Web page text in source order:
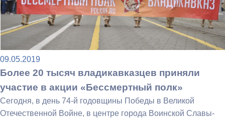
09.05.2019
Более 20 тысяч владикавказцев приняли
участие в акции «Бессмертный полк»
Сегодня, в день 74-й годовщины Победы в Великой
Отечественной Войне, в центре города Воинской Славы-